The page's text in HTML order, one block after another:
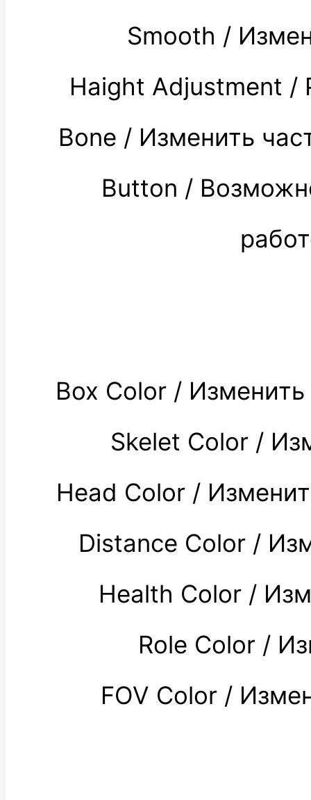
Smooth /
Haight Adjustment /
Bone / Изменить
Button /
Box Color /
Skelet Color /
Head Color /
Distance Color /
Health Color /
Role Color /
FOV Color /